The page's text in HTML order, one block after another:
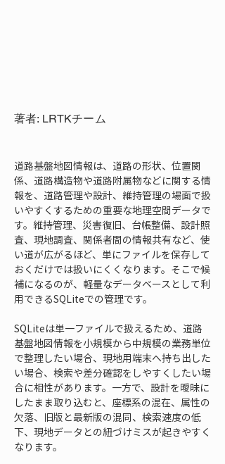
著者: LRTKチーム
道路基盤地図情報は、道路の形状、位置関
係、道路構造物や道路附属物などに関する情
報を、道路管理や設計、維持管理の場面で扱
いやすくするための重要な地理空間データで
す。維持管理、災害復旧、台帳整備、設計照
査、現地調査、関係者間の情報共有など、使
い道が広がるほど、単にファイルを保存して
おくだけでは扱いにくくなります。そこで候
補になるのが、軽量なデータベースとして利
用できるSQLiteでの管理です。
SQLiteは単一ファイルで扱えるため、道路
基盤地図情報を小規模から中規模の業務単位
で整理したい場合、現地用端末へ持ち出した
い場合、検索や差分確認をしやすくしたい場
合に相性があります。一方で、設計を曖昧に
したまま取り込むと、座標系の混在、属性の
欠落、旧版と最新版の混同、検索速度の低
下、現地データとの紐づけミスが起きやすく
なります。